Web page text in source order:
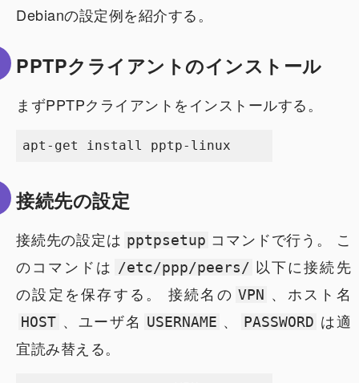
Debianの設定例を紹介する。
PPTPクライアントのインストール
まずPPTPクライアントをインストールする。
接続先の設定
接続先の設定は pptpsetup コマンドで行う。 こ
のコマンドは /etc/ppp/peers/ 以下に接続先
の設定を保存する。 接続名の VPN 、ホスト名
HOST 、ユーザ名 USERNAME 、 PASSWORD は適
宜読み替える。